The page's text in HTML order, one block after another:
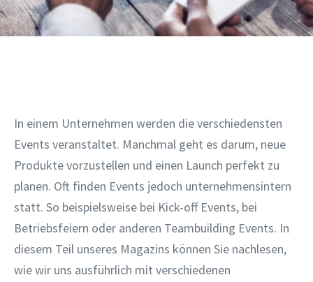
In einem Unternehmen werden die verschiedensten
Events veranstaltet. Manchmal geht es darum, neue
Produkte vorzustellen und einen Launch perfekt zu
planen. Oft finden Events jedoch unternehmensintern
statt. So beispielsweise bei Kick-off Events, bei
Betriebsfeiern oder anderen Teambuilding Events. In
diesem Teil unseres Magazins können Sie nachlesen,
wie wir uns ausführlich mit verschiedenen